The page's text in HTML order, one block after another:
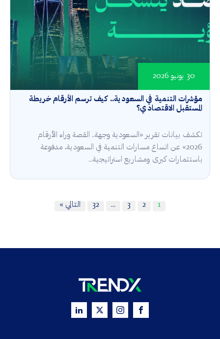
مؤشرات التنمية في السعودية.. كيف ترسم الأرقام خريطة
المستقبل الاقتصادي؟
30 يونيو 2026
تكشف بيانات تقرير «السعودية وجهة.. القصة وراء الأرقام
2026» عن اتساع مسارات التنمية في السعودية، مدفوعة
باستثمارات كبرى ومشاريع استراتيجية...
1
2
3
…
32 التالي »